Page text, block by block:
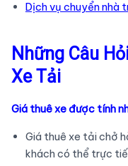
Dịch vụ chuyển nhà
Những Câu
Xe Tải
Giá thuê xe được tính
Giá thuê xe tải chở
khách có thể trực